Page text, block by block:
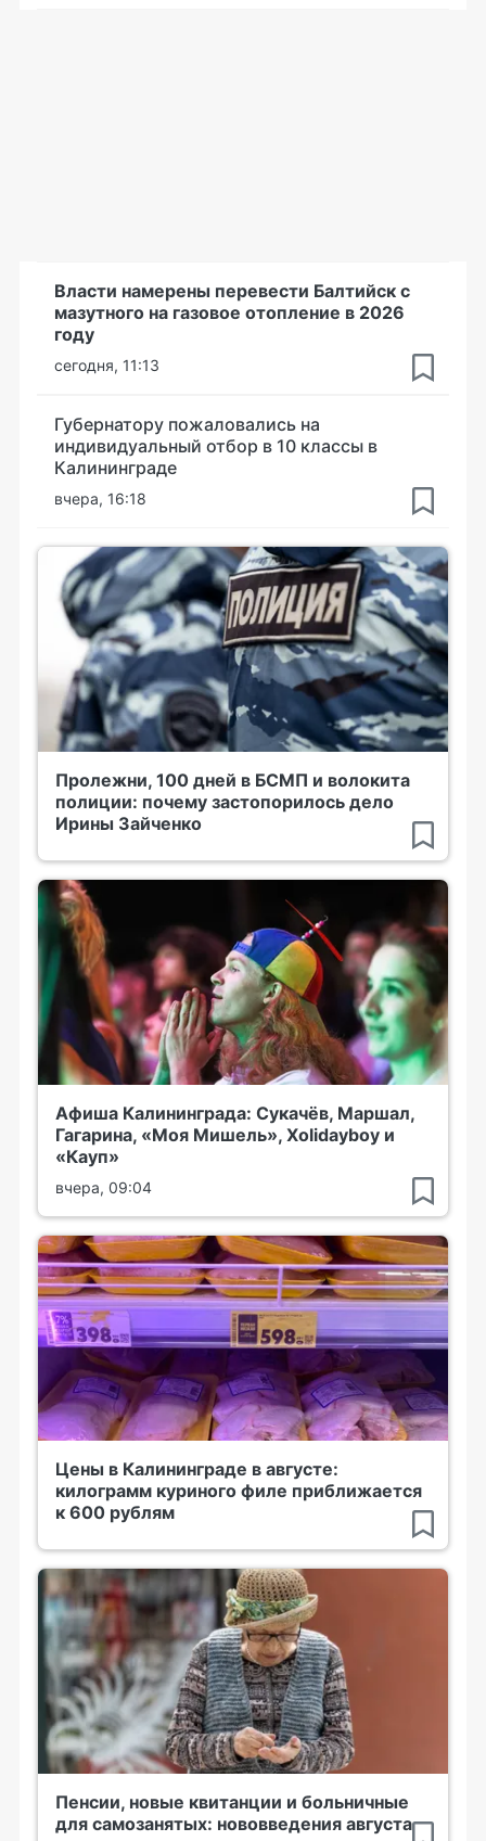
Власти намерены перевести Балтийск с
мазутного на газовое отопление в 2026
году
сегодня, 11:13
Губернатору пожаловались на
индивидуальный отбор в 10 классы в
Калининграде
вчера, 16:18
Пролежни, 100 дней в БСМП и волокита
полиции: почему застопорилось дело
Ирины Зайченко
Афиша Калининграда: Сукачёв, Маршал,
Гагарина, «Моя Мишель», Xolidayboy и
«Кауп»
вчера, 09:04
Цены в Калининграде в августе:
килограмм куриного филе приближается
к 600 рублям
Пенсии, новые квитанции и больничные
для самозанятых: нововведения августа